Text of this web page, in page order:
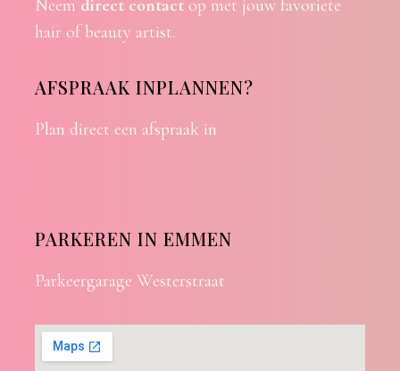
Neem direct contactop met jouw favoriete
hair of beauty artist.
AFSPRAAK INPLANNEN?
Plan direct een afspraak in
PARKEREN IN EMMEN
Parkeergarage Westerstraat